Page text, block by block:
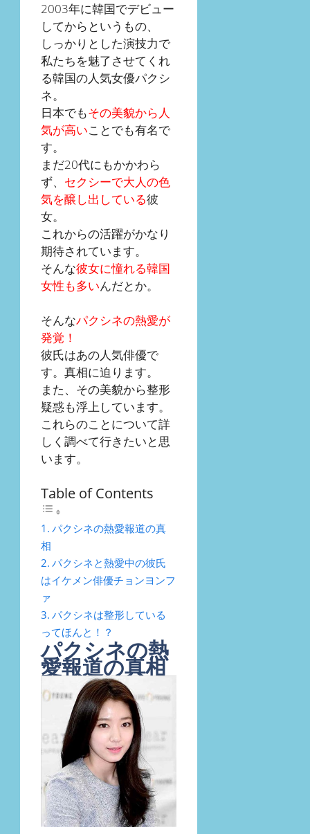
2003年に韓国でデビュー
してからというもの、
しっかりとした演技力で
私たちを魅了させてくれ
る韓国の人気女優パクシ
ネ。
日本でもその美貌から人
気が高いことでも有名で
す。
まだ20代にもかかわら
ず、 セクシーで大人の色
気を醸し出している彼
女。
これからの活躍がかなり
期待されています。
そんな彼女に憧れる韓国
女性も多いんだとか。
そんなパクシネの熱愛が
発覚！
彼氏はあの人気俳優で
す。真相に迫ります。
また、その美貌から整形
疑惑も浮上しています。
これらのことについて詳
しく調べて行きたいと思
います。
Table of Contents
パクシネの熱愛報道の真
相
パクシネと熱愛中の彼氏
はイケメン俳優チョンヨンフ
ァ
パクシネは整形している
ってほんと！？
パクシネの熱
愛報道の真相